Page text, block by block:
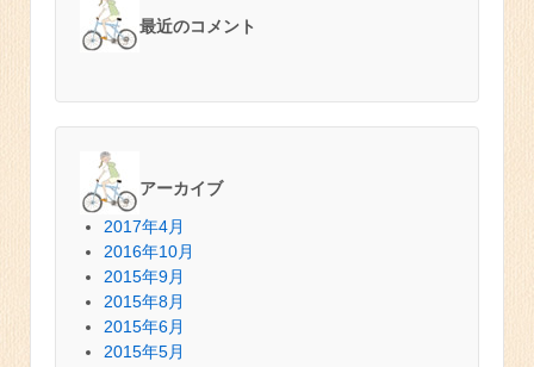
最近のコメント
アーカイブ
2017年4月
2016年10月
2015年9月
2015年8月
2015年6月
2015年5月